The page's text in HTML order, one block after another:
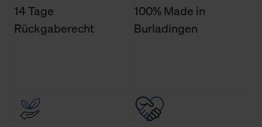
den Menüpunkt „Datenschutzeinstellungen“ können Sie
jederzeit Ihre Einwilligungserklärung anpassen. Ihre
Einwilligung ist grundsätzlich freiwillig, für die Nutzung
Verwendung der Cookies sowie die bis zum Zeitpunkt der
Änderung gesammelten Daten.
14 Tage
Rückgaberecht
100% Made in
Burladingen